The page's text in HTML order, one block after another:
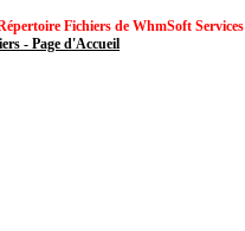
Fichiers de WhmSoft Services
- Page d'Accueil